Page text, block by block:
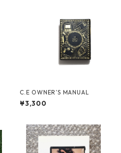
C.E OWNER’S MANUAL
¥3,300